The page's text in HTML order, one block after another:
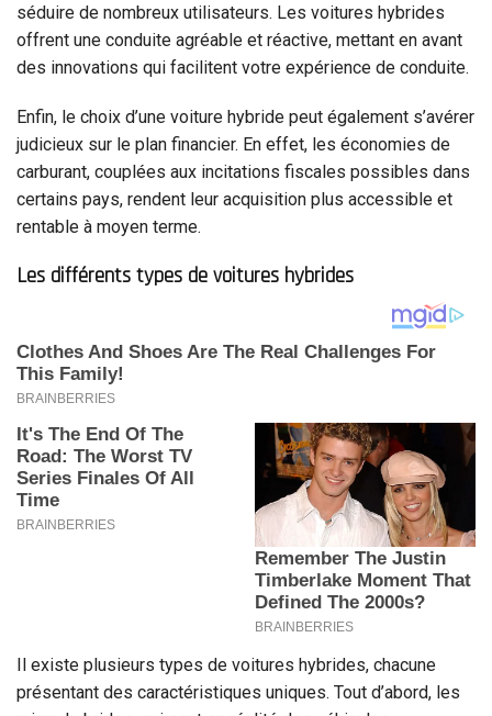
séduire de nombreux utilisateurs. Les voitures hybrides
offrent une conduite agréable et réactive, mettant en avant
des innovations qui facilitent votre expérience de conduite.
Enfin, le choix d’une voiture hybride peut également s’avérer
judicieux sur le plan financier. En effet, les économies de
carburant, couplées aux incitations fiscales possibles dans
certains pays, rendent leur acquisition plus accessible et
rentable à moyen terme.
Les différents types de voitures hybrides
Il existe plusieurs types de voitures hybrides, chacune
présentant des caractéristiques uniques. Tout d’abord, les